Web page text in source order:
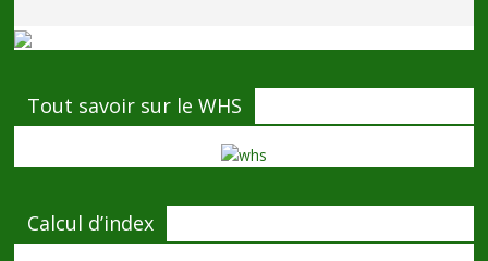
Tout savoir sur le WHS
Calcul d’index